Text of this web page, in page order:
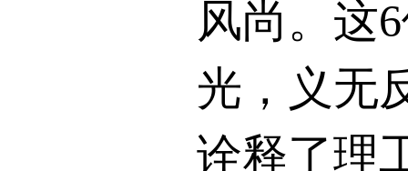
风尚。这6
光，义无
诠释了理